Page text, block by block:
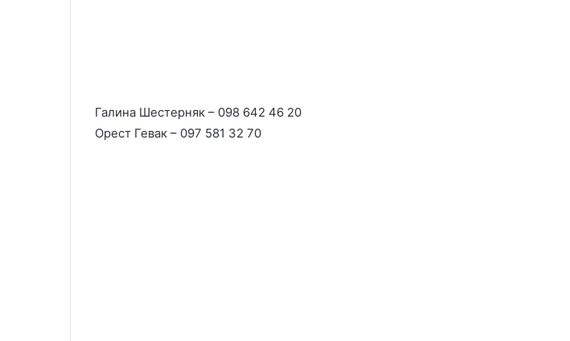
Галина Шестерняк – 098 642 46 20
Орест Гевак – 097 581 32 70